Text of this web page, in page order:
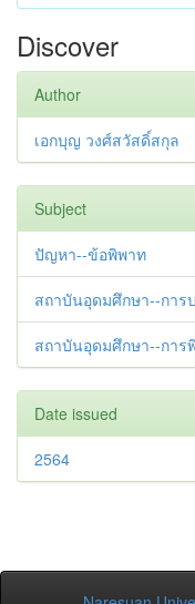
Discover
Author
เอกบุญ วงศ์สวัสดิ์สกุล
Subject
ปัญหา--ข้อพิพาท
สถาบันอุดมศึกษา--การ
สถาบันอุดมศึกษา--กา
Date issued
2564